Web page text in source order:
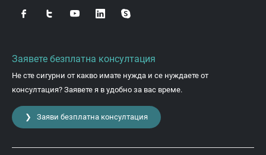
Заявете безплатна консултация
Не сте сигурни от какво имате нужда и се нуждаете от
консултация? Заявете я в удобно за вас време.
❯ Заяви безплатна консултация